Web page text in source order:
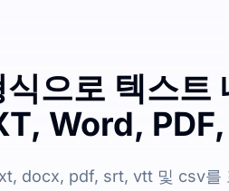
으로 텍스트
Word,
docx, pdf, srt, vtt 및 csv를